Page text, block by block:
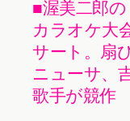
■渥美二郎の
カラオケ大
サート。扇
ニューサ、
歌手が競作